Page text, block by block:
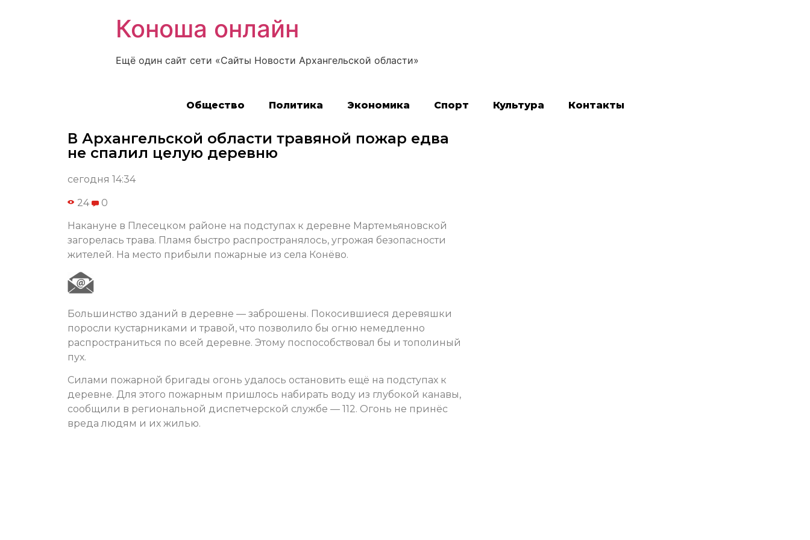
Коноша онлайн
Ещё один сайт сети «Сайты Новости Архангельской области»
Общество Политика Экономика Спорт Культура Контакты
В Архангельской области травяной пожар едва
не спалил целую деревню
сегодня 14:34
24 0
Накануне в Плесецком районе на подступах к деревне Мартемьяновской
загорелась трава. Пламя быстро распространялось, угрожая безопасности
жителей. На место прибыли пожарные из села Конёво.
Большинство зданий в деревне — заброшены. Покосившиеся деревяшки
поросли кустарниками и травой, что позволило бы огню немедленно
распространиться по всей деревне. Этому поспособствовал бы и тополиный
пух.
Силами пожарной бригады огонь удалось остановить ещё на подступах к
деревне. Для этого пожарным пришлось набирать воду из глубокой канавы,
сообщили в региональной диспетчерской службе — 112. Огонь не принёс
вреда людям и их жилью.